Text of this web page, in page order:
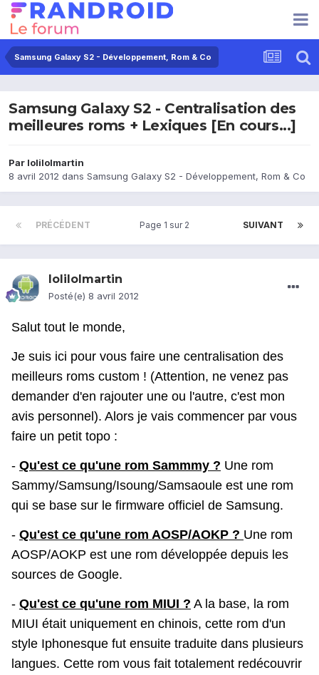
Samsung Galaxy S2 - Développement, Rom & Co
Samsung Galaxy S2 - Centralisation des
meilleures roms + Lexiques [En cours...]
Par lolilolmartin
8 avril 2012 dans Samsung Galaxy S2 - Développement, Rom & Co
PRÉCÉDENT SUIVANT
Page 1 sur 2
lolilolmartin
Posté(e) 8 avril 2012
Salut tout le monde,
Je suis ici pour vous faire une centralisation des
meilleurs roms custom ! (Attention, ne venez pas
demander d'en rajouter une ou l'autre, c'est mon
avis personnel). Alors je vais commencer par vous
faire un petit topo :
- Qu'est ce qu'une rom Sammmy ? Une rom
Sammy/Samsung/Isoung/Samsaoule est une rom
qui se base sur le firmware officiel de Samsung.
- Qu'est ce qu'une rom AOSP/AOKP ? Une rom
AOSP/AOKP est une rom développée depuis les
sources de Google.
- Qu'est ce qu'une rom MIUI ? A la base, la rom
MIUI était uniquement en chinois, cette rom d'un
style Iphonesque fut ensuite traduite dans plusieurs
langues. Cette rom vous fait totalement redécouvrir